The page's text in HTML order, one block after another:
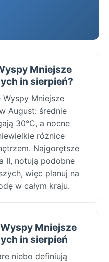
Mniejsze
in sierpień?
Wyspy Mniejsze
August: średnie
30°C, a nocne
różnice
Najgorętsze
II, notują podobne
więc planuj na
w całym kraju.
Mniejsze
in sierpień
niebo definiują